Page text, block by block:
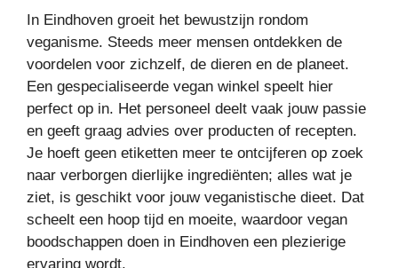
In Eindhoven groeit het bewustzijn rondom
veganisme. Steeds meer mensen ontdekken de
voordelen voor zichzelf, de dieren en de planeet.
Een gespecialiseerde vegan winkel speelt hier
perfect op in. Het personeel deelt vaak jouw passie
en geeft graag advies over producten of recepten.
Je hoeft geen etiketten meer te ontcijferen op zoek
naar verborgen dierlijke ingrediënten; alles wat je
ziet, is geschikt voor jouw veganistische dieet. Dat
scheelt een hoop tijd en moeite, waardoor vegan
boodschappen doen in Eindhoven een plezierige
ervaring wordt.